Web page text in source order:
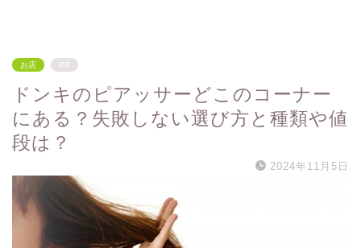
お店 PR
ドンキのピアッサーどこのコーナー
にある？失敗しない選び方と種類や値
段は？
2024年11月5日